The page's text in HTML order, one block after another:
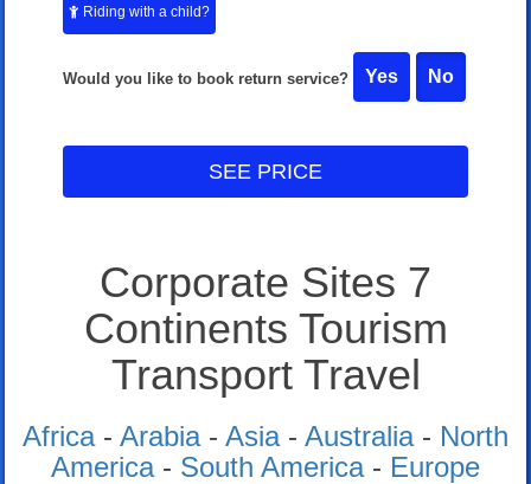
Riding with a child?
Would you like to book return service? Yes No
SEE PRICE
Corporate Sites 7
Continents Tourism
Transport Travel
Africa- Arabia- Asia- Australia- North
America- South America- Europe